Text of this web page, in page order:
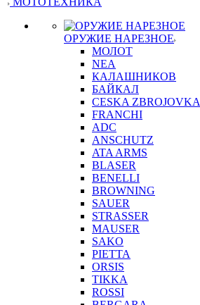
ОРУЖИЕ НАРЕЗНОЕ
МОЛОТ
NEA
КАЛАШНИКОВ
БАЙКАЛ
CESKA ZBROJOVKA
FRANCHI
ADC
ANSCHUTZ
ATA ARMS
BLASER
BENELLI
BROWNING
SAUER
STRASSER
MAUSER
SAKO
PIETTA
ORSIS
TIKKA
ROSSI